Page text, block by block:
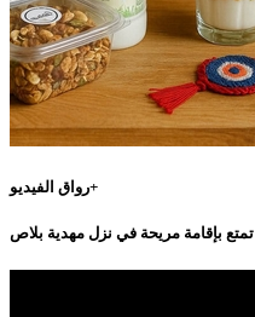
رواق الفيديو+
تمتع بإقامة مريحة في نزل مهدية بلاص